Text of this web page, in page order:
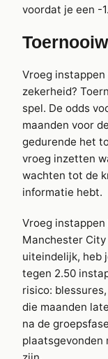
voordat je een -
Vroeg
zekerheid?
spel. De odds
maanden voor
gedurende het
vroeg inzetten
wachten tot de
informatie hebt.
Vroeg
Manchester
uiteindelijk, heb
tegen 2.50
risico:
die maanden
na de
plaatsgevonden